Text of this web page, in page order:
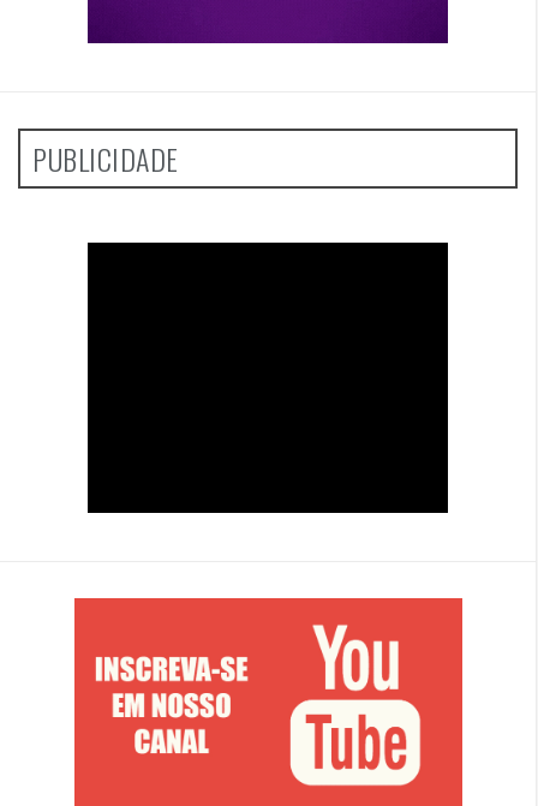
PUBLICIDADE